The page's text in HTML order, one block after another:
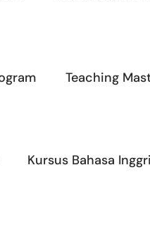
Teaching
Kursus Bahasa